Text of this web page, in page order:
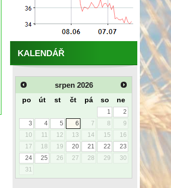
KALENDÁŘ
srpen 2026
po út st čt pá so ne
1
2
3
4 5 6 7 8
9
10
11 12 13 14 15
16
17
18 19 20 21 22
23
24
25 26 27 28 29
30
31